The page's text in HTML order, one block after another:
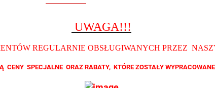
UWAGA!!!
REGULARNIE OBSŁUGIWANYCH PRZEZ
CENY SPECJALNE ORAZ RABATY, KTÓRE ZOSTAŁY